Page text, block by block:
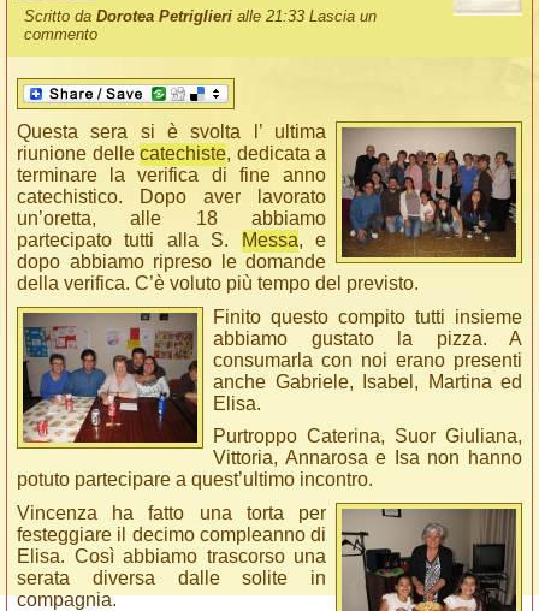
Scritto daDorotea Petriglieri alle 21:33Lascia un
commento
Questa sera si è svolta l’ ultima
riunione delle catechiste, dedicata a
terminare la verifica di fine anno
catechistico. Dopo aver lavorato
un’oretta, alle 18 abbiamo
partecipato tutti alla S.
Messa, e
dopo abbiamo ripreso le domande
della verifica. C’è voluto più tempo del previsto.
Finito questo compito tutti insieme
abbiamo gustato la pizza. A
consumarla con noi erano presenti
anche Gabriele, Isabel, Martina ed
Elisa.
Purtroppo Caterina, Suor Giuliana,
Vittoria, Annarosa e Isa non hanno
potuto partecipare a quest’ultimo incontro.
Vincenza ha fatto una torta per
festeggiare il decimo compleanno di
Elisa. Così abbiamo trascorso una
serata diversa dalle solite in
compagnia.